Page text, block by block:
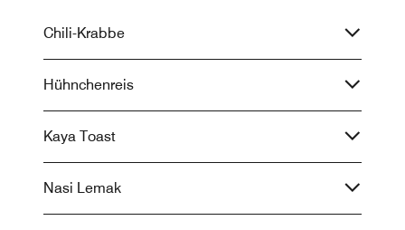
Chili-Krabbe
Hühnchenreis
Kaya Toast
Nasi Lemak